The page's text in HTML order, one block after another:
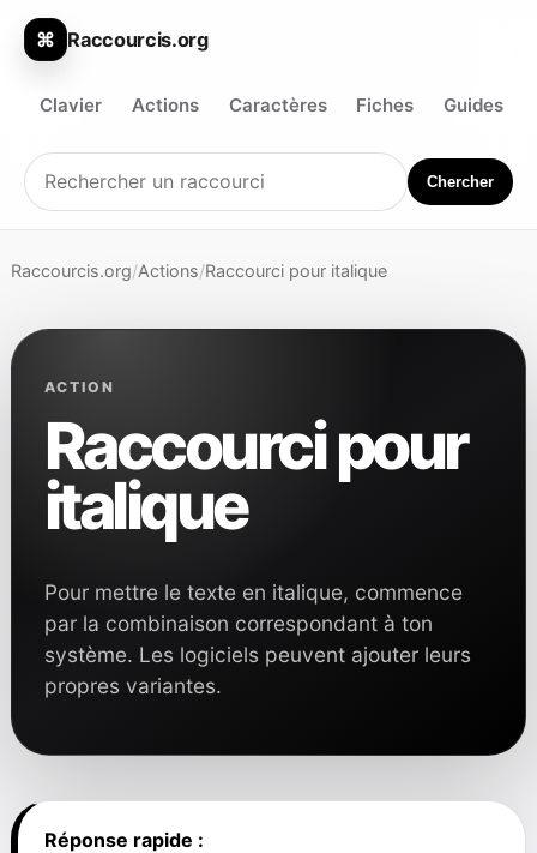
⌘ Raccourcis.org
Clavier Actions Caractères Fiches Guides
Chercher
Raccourcis.org/Actions/Raccourci pour italique
ACTION
Raccourci pour
italique
Pour mettre le texte en italique, commence
par la combinaison correspondant à ton
système. Les logiciels peuvent ajouter leurs
propres variantes.
Réponse rapide :